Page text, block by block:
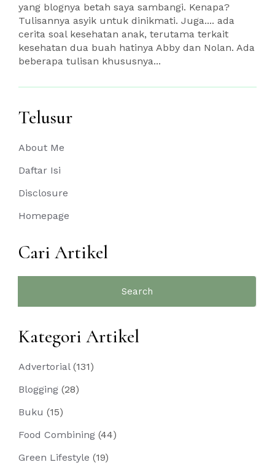
yang blognya betah saya sambangi. Kenapa?
Tulisannya asyik untuk dinikmati. Juga.... ada
cerita soal kesehatan anak, terutama terkait
kesehatan dua buah hatinya Abby dan Nolan. Ada
beberapa tulisan khususnya...
Telusur
About Me
Daftar Isi
Disclosure
Homepage
Cari Artikel
Kategori Artikel
Advertorial (131)
Blogging (28)
Buku (15)
Food Combining (44)
Green Lifestyle (19)